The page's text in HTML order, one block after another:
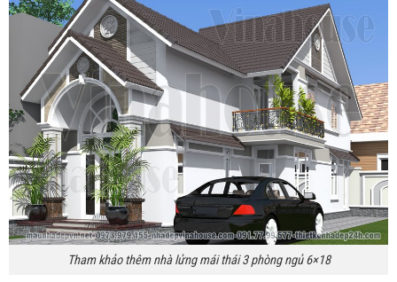
Tham khảo thêm nhà lửng mái thái 3 phòng ngủ 6×18